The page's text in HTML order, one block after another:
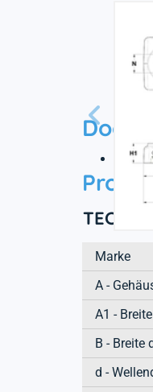
Marke
A -
A1 -
B - Breite
d -